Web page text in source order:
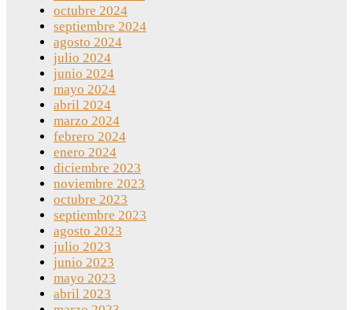
octubre 2024
septiembre 2024
agosto 2024
julio 2024
junio 2024
mayo 2024
abril 2024
marzo 2024
febrero 2024
enero 2024
diciembre 2023
noviembre 2023
octubre 2023
septiembre 2023
agosto 2023
julio 2023
junio 2023
mayo 2023
abril 2023